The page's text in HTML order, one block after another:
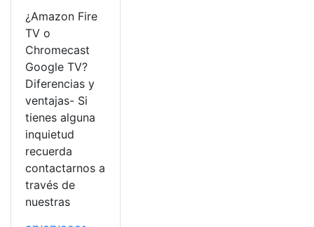
¿Amazon Fire
TV o
Chromecast
Google TV?
Diferencias y
ventajas- Si
tienes alguna
inquietud
recuerda
contactarnos a
través de
nuestras